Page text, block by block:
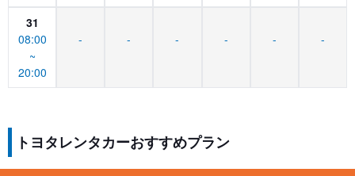
31
08:00
~
20:00
- - - - - -
トヨタレンタカーおすすめプラン